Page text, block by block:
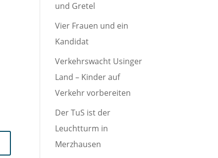
und Gretel
Vier Frauen und ein
Kandidat
Verkehrswacht Usinger
Land – Kinder auf
Verkehr vorbereiten
Der TuS ist der
Leuchtturm in
Merzhausen